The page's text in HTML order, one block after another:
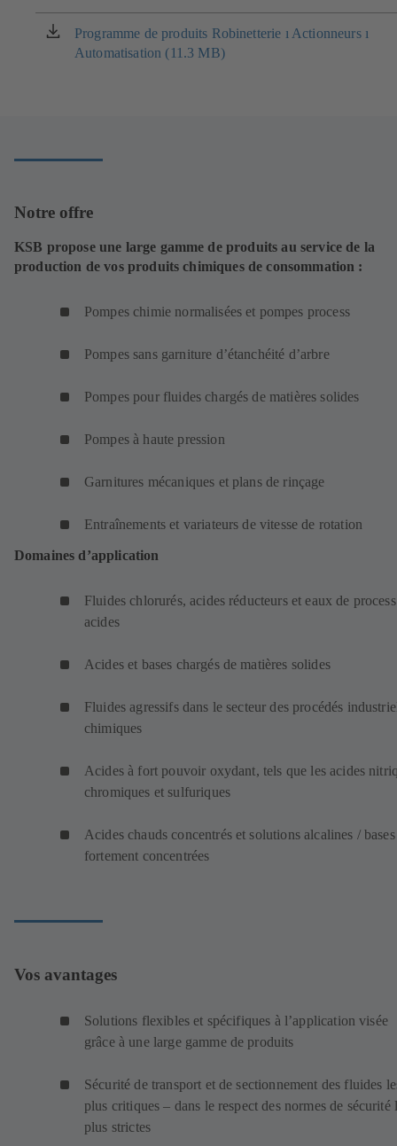
un
nouvel
onglet)
Programme de produits Robinetterie ı Actionneurs ı
Automatisation (11.3 MB)
(s'ouvre
dans
Notre offre
KSB propose une large gamme de produits au service de la
production de vos produits chimiques de consommation :
Pompes chimie normalisées et pompes process
Pompes sans garniture d’étanchéité d’arbre
Pompes pour fluides chargés de matières solides
Pompes à haute pression
Garnitures mécaniques et plans de rinçage
Entraînements et variateurs de vitesse de rotation
Domaines d’application
Fluides chlorurés, acides réducteurs et eaux de process
acides
Acides et bases chargés de matières solides
Fluides agressifs dans le secteur des procédés
chimiques
Acides à fort pouvoir oxydant, tels que les acides
chromiques et sulfuriques
Acides chauds concentrés et solutions alcalines / bases
fortement concentrées
Vos avantages
Solutions flexibles et spécifiques à l’application visée
grâce à une large gamme de produits
Sécurité de transport et de sectionnement des fluides
plus critiques – dans le respect des normes de sécurité
plus strictes